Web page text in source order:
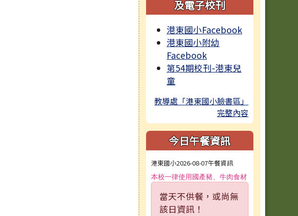
及電子校刊
港東國小Facebook
港東國小附幼
Facebook
第54期校刊-港東兒
童
教導處「港東國小臉書區」
完整內容
今日午餐資訊
港東國小2026-08-07午餐資訊
本校一律使用國產豬、牛肉食材
當天不供餐，或尚無
該日資訊！